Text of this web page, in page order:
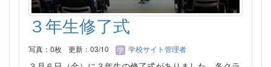
３年生修了式
写真：0枚 更新：03/10 学校サイト管理者